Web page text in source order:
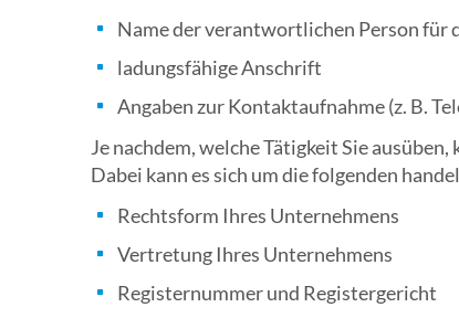
Name der verantwortlichen Person für
ladungsfähige Anschrift
Angaben zur Kontaktaufnahme (z. B.
Je nachdem, welche Tätigkeit Sie
Dabei kann es sich um die folgenden
Rechtsform Ihres Unternehmens
Vertretung Ihres Unternehmens
Registernummer und Registergericht